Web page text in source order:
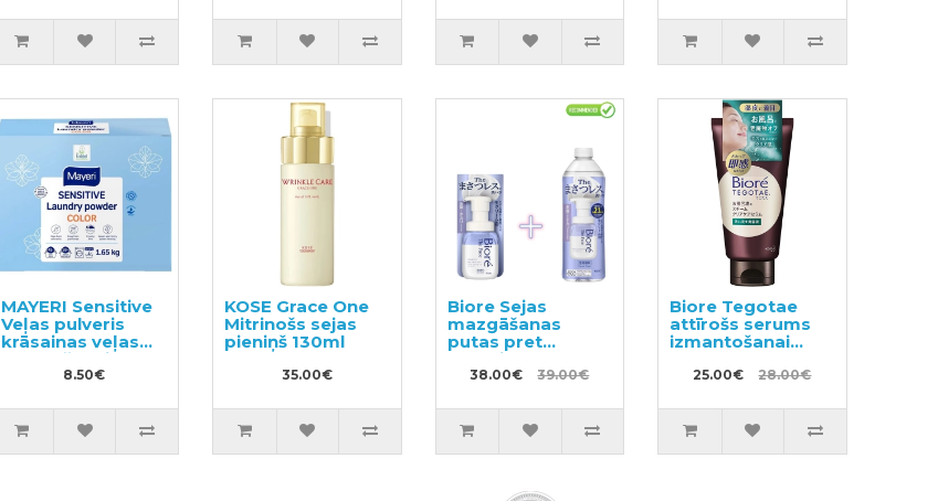
MAYERI Sensitive
Veļas pulveris
krāsainas veļas
mazgāšanai
8.50€
KOSE Grace One
Mitrinošs sejas
pieniņš 130ml
35.00€
Biore Sejas
mazgāšanas
putas pret
taukaino spīdumu
200ml + pildviela
38.00€ 39.00€
Biore Tegotae
attīrošs serums
izmantošanai
25.00€ 28.00€